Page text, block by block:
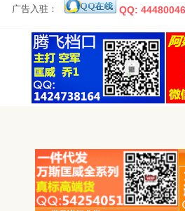
广告入驻： QQ: